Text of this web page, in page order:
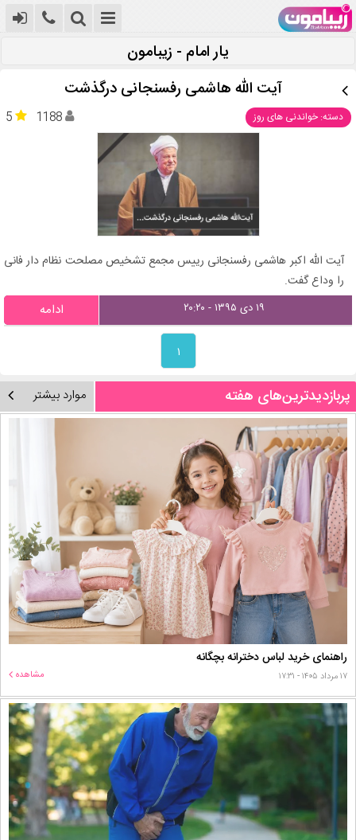
یار امام - زیبامون
آیت الله هاشمی رفسنجانی درگذشت
دسته: خواندنی های روز 5 1188
آیت الله اکبر هاشمی رفسنجانی رییس مجمع تشخیص مصلحت نظام دار فانی
را وداع گفت.
۱۹ دی ۱۳۹۵ - ۲۰:۲۰ ادامه
۱
پربازدیدترین‌های هفته موارد بیشتر
راهنمای خرید لباس دخترانه بچگانه
۱۷ مرداد ۱۴۰۵ - ۱۷:۳۱ مشاهده